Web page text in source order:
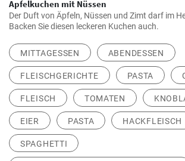
Apfelkuchen mit Nüssen
Der Duft von Äpfeln, Nüssen und Zimt darf im
Backen Sie diesen leckeren Kuchen auch.
MITTAGESSEN ABENDESSEN
FLEISCHGERICHTE PASTA
FLEISCH TOMATEN
EIER PASTA HACKFLEISCH
SPAGHETTI